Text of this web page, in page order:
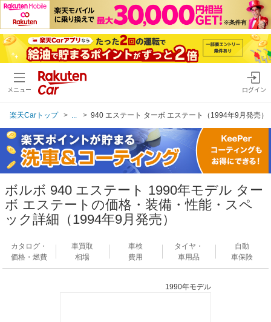
メニュー ログイン
楽天Carトップ 940 エステート ターボ エステート（1994年9月発売）
ボルボ 940 エステート 1990年モデル ター
ボ エステートの価格・装備・性能・スペ
ック詳細（1994年9月発売）
カタログ・
価格・燃費
車買取
相場
車検
費用
タイヤ・
車用品
自動
車保険
1990年モデル